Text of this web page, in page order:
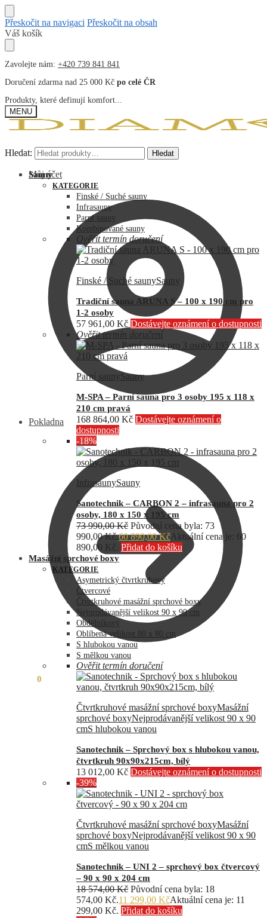
Přeskočit na navigaci Přeskočit na obsah
Váš košík
Zavolejte nám: +420 739 841 841
Doručení zdarma nad 25 000 Kč po celé ČR
Produkty, které definují komfort...
MENU
Hledat: Hledat
Můj účet
Pokladna
0
Hledat: Hledat
Sauny
KATEGORIE
Finské / Suché sauny
Infrasauny
Parní sauny
Kombinované sauny
Ověřit termín doručení
Finské / Suché saunySauny
Tradiční sauna ARUNA S – 100 x 190 cm pro
1-2 osoby
57 961,00 Kč Dostávejte oznámení o dostupnosti
Ověřit termín doručení
Parní saunySauny
M-SPA – Parní sauna pro 3 osoby 195 x 118 x
210 cm pravá
168 864,00 Kč Dostávejte oznámení o
dostupnosti
-18%
InfrasaunySauny
Sanotechnik – CARBON 2 – infrasauna pro 2
osoby, 180 x 150 x 195 cm
73 990,00Kč Původní cena byla: 73
990,00 Kč.60 890,00Kč Aktuální cena je: 60
890,00 Kč. Přidat do košíku
Masážní sprchové boxy
KATEGORIE
Asymetrický čtvrtkruhový
Čtvercové
Čtvrtkruhové masážní sprchové boxy
Nejprodávanější velikost 90 x 90 cm
Obdélníkový
Oblíbená velikost 80 x 80 cm
S hlubokou vanou
S mělkou vanou
Ověřit termín doručení
Čtvrtkruhové masážní sprchové boxyMasážní
sprchové boxyNejprodávanější velikost 90 x 90
cmS hlubokou vanou
Sanotechnik – Sprchový box s hlubokou vanou,
čtvrtkruh 90x90x215cm, bílý
13 012,00 Kč Dostávejte oznámení o dostupnosti
-39%
Čtvrtkruhové masážní sprchové boxyMasážní
sprchové boxyNejprodávanější velikost 90 x 90
cmS mělkou vanou
Sanotechnik – UNI 2 – sprchový box čtvercový
– 90 x 90 x 204 cm
18 574,00Kč Původní cena byla: 18
574,00 Kč.11 299,00 KčAktuální cena je: 11
299,00 Kč. Přidat do košíku